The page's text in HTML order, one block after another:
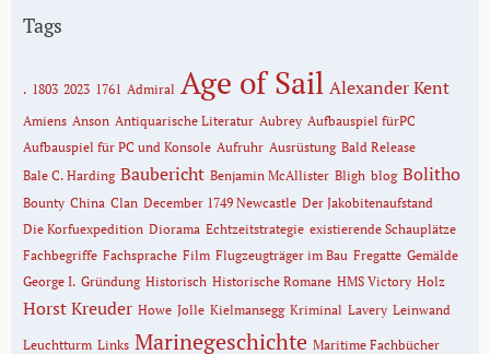
Tags
. 1803 2023 1761 Admiral Age of Sail Alexander Kent
Amiens Anson Antiquarische Literatur Aubrey Aufbauspiel fürPC
Aufbauspiel für PC und Konsole Aufruhr Ausrüstung Bald Release
Bale C. Harding Baubericht Benjamin McAllister Bligh blog Bolitho
Bounty China Clan December 1749 Newcastle Der Jakobitenaufstand
Die Korfuexpedition Diorama Echtzeitstrategie existierende Schauplätze
Fachbegriffe Fachsprache Film Flugzeugträger im Bau Fregatte Gemälde
George I. Gründung Historisch Historische Romane HMS Victory Holz
Horst Kreuder Howe Jolle Kielmansegg Kriminal Lavery Leinwand
Leuchtturm Links Marinegeschichte Maritime Fachbücher